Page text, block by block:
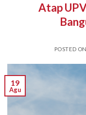
Atap
POSTED ON
19
Agu